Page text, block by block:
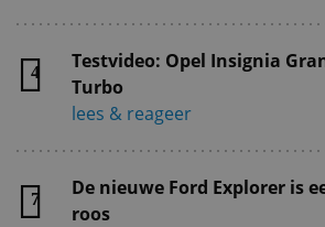
4
Testvideo: Opel Insignia
Turbo
lees & reageer
7
De nieuwe Ford Explorer is
roos